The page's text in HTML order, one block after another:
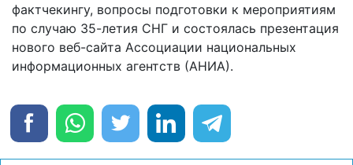
фактчекингу, вопросы подготовки к мероприятиям
по случаю 35-летия СНГ и состоялась презентация
нового веб-сайта Ассоциации национальных
информационных агентств (АНИА).